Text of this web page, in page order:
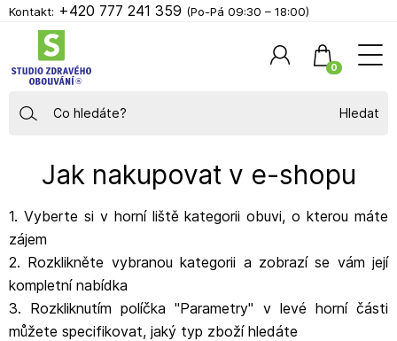
Jak nakupovat v e-shopu
1. Vyberte si v horní liště kategorii obuvi, o kterou máte
zájem
2. Rozklikněte vybranou kategorii a zobrazí se vám její
kompletní nabídka
3. Rozkliknutím políčka "Parametry" v levé horní části
můžete specifikovat, jaký typ zboží hledáte
Kontakt: +420 777 241 359 (Po-Pá 09:30 – 18:00)
0
Hledat